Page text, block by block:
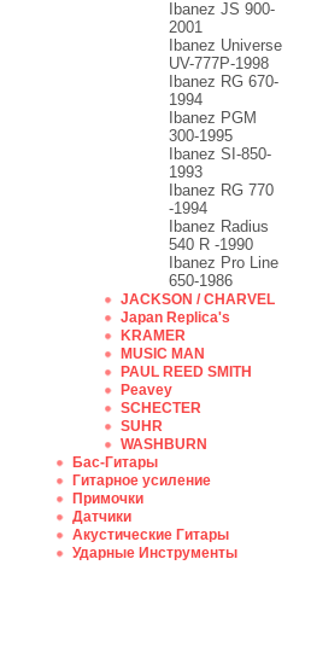
Ibanez JS 900-
2001
Ibanez Universe
UV-777P-1998
Ibanez RG 670-
1994
Ibanez PGM
300-1995
Ibanez SI-850-
1993
Ibanez RG 770
-1994
Ibanez Radius
540 R -1990
Ibanez Pro Line
650-1986
JACKSON / CHARVEL
Japan Replica's
KRAMER
MUSIC MAN
PAUL REED SMITH
Peavey
SCHECTER
SUHR
WASHBURN
Бас-Гитары
Гитарное усиление
Примочки
Датчики
Акустические Гитары
Ударные Инструменты